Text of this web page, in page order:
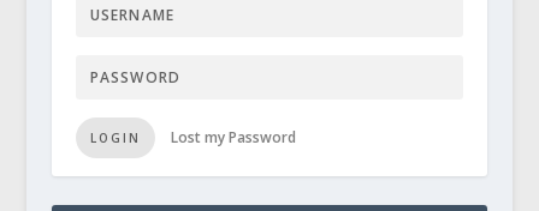
LOGIN Lost my Password